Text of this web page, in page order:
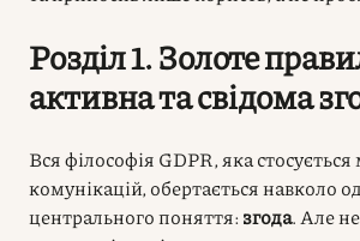
Розділ 1. Золоте
активна та свідома
Вся філософія GDPR, яка
комунікацій, обертається навколо
центрального поняття: згода. Але